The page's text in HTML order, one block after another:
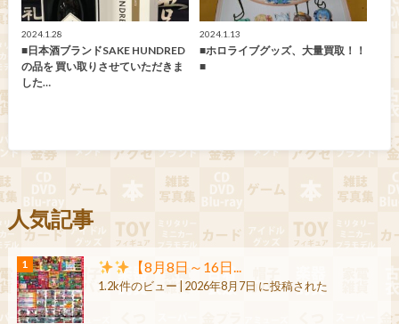
2024.1.28
■日本酒ブランドSAKE HUNDRED
の品を 買い取りさせていただきま
した…
2024.1.13
■ホロライブグッズ、大量買取！！
■
人気記事
【8月8日～16日...
1.2k件のビュー 2026年8月7日 に投稿された